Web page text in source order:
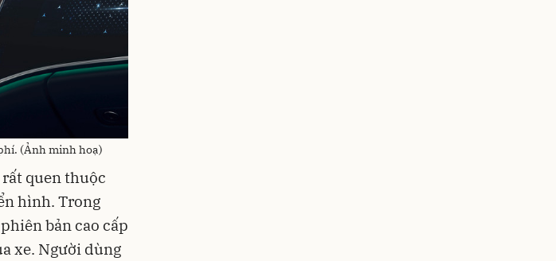
(Ảnh minh hoạ)
quen thuộc
hình. Trong
bản cao cấp
xe. Người dùng